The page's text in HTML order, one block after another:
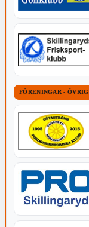
FÖRENINGAR -